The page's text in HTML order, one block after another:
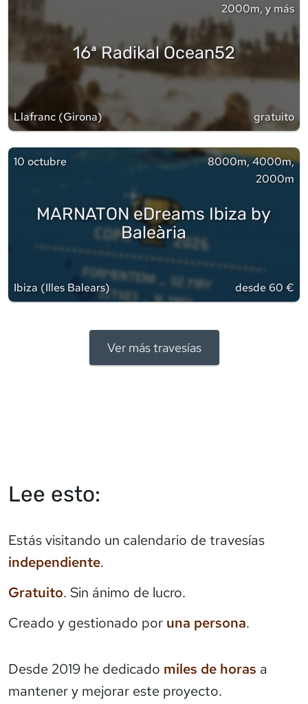
2000m, y más
16ª Radikal Ocean52
Llafranc (Girona) gratuito
10 octubre
8000m, 4000m,
2000m
MARNATON eDreams Ibiza by
Baleària
Ibiza (Illes Balears) desde 60 €
Ver más travesías
Lee esto:
Estás visitando un calendario de travesías
independiente.
Gratuito. Sin ánimo de lucro.
Creado y gestionado por una persona.
Desde 2019 he dedicado miles de horas a
mantener y mejorar este proyecto.